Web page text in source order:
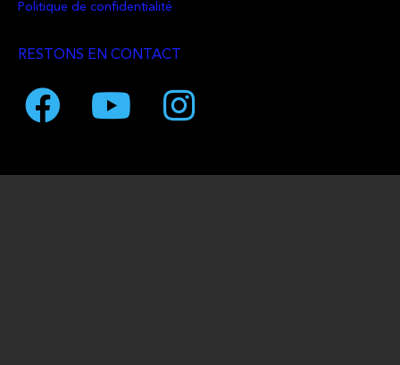
Politique de confidentialité
RESTONS EN CONTACT